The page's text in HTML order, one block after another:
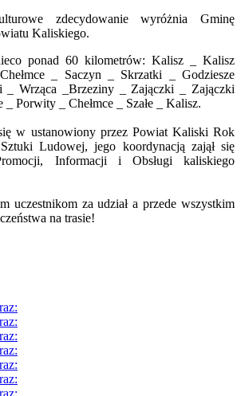
zdecydowanie wyróżnia Gminę
Kaliskiego.
ponad 60 kilometrów: Kalisz _ Kalisz
_ Saczyn _ Skrzatki _ Godziesze
_ Wrząca _Brzeziny _ Zajączki _ Zajączki
Porwity _ Chełmce _ Szałe _ Kalisz.
w ustanowiony przez Powiat Kaliski Rok
Ludowej, jego koordynacją zajął się
Informacji i Obsługi kaliskiego
uczestnikom za udział a przede wszystkim
na trasie!